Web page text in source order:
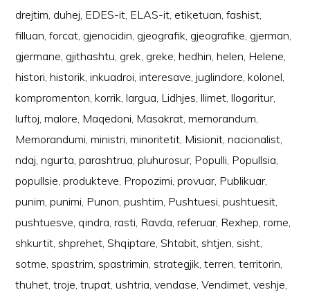
drejtim, duhej, EDES-it, ELAS-it, etiketuan,fashist,
filluan,forcat, gjenocidin, gjeografik, gjeografike, gjerman,
gjermane, gjithashtu, grek, greke,hedhin,helen, Helene,
histori,historik,inkuadroi,interesave,juglindore,kolonel,
kompromenton,korrik,largua, Lidhjes,llimet,llogaritur,
luftoj,malore, Maqedoni, Masakrat,memorandum,
Memorandumi,ministri,minoritetit, Misionit,nacionalist,
ndaj,ngurta,parashtrua,pluhurosur, Populli, Popullsia,
popullsie,produkteve, Propozimi,provuar, Publikuar,
punim,punimi, Punon,pushtim, Pushtuesi,pushtuesit,
pushtuesve, qindra,rasti, Ravda,referuar, Rexhep,rome,
shkurtit,shprehet,Shqiptare,Shtabit,shtjen,sisht,
sotme,spastrim,spastrimin,strategjik,terren,territorin,
thuhet,troje,trupat,ushtria,vendase,Vendimet,veshje,